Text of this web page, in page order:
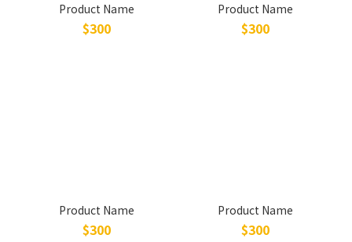
Product Name
$300
Product Name
$300
Product Name
$300
Product Name
$300